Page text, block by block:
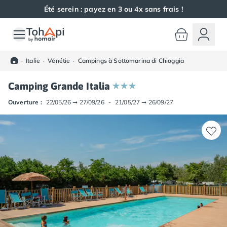
Été serein : payez en 3 ou 4x sans frais !
Toutes nos destinations
Camping Alsace
Camping Haut-Rhin
Camping Colmar
Camping Mulhouse
Camping Munster
Camping Carsac-Aillac
Camping Les Eyzies-de-Tayac-Sireuil
Camping Sarlat
Camping Gironde
Camping Bordeaux
Camping Carcans
· Italie · Vénétie · Campings à Sottomarina di Chioggia
Camping Grande Italia
Ouverture : 22/05/26 ➞ 27/09/26 - 21/05/27 ➞ 26/09/27